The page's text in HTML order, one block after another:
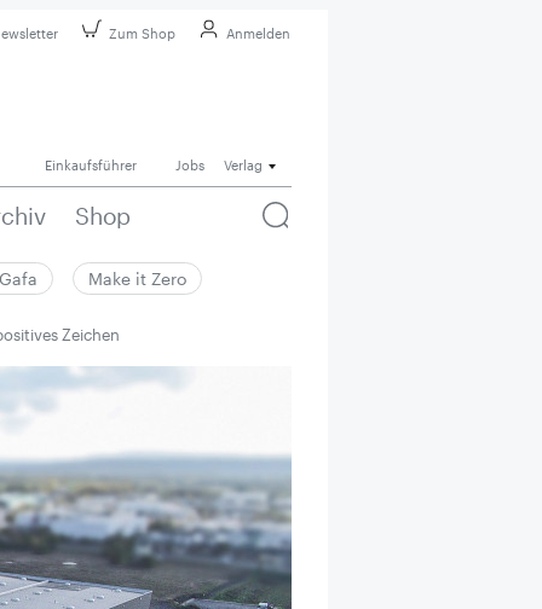
Zum Shop Anmelden
Einkaufsführer Jobs Verlag
Shop
Make it Zero
Zeichen